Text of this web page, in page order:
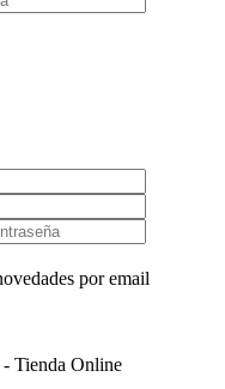
por email